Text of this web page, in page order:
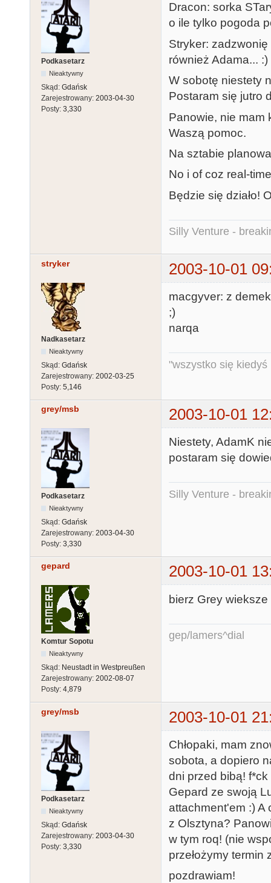
Podkasetarz
Nieaktywny
Skąd: Gdańsk
Zarejestrowany: 2003-04-30
Posty: 3,330
Dracon: sorka
o ile tylko pogoda
Stryker:
również Adama... :)
W sobotę niestety
Postaram się jutro
Panowie, nie mam
Waszą pomoc.
Na sztabie
No i of coz real-
Będzie się działo!
Silly Venture -
stryker 2003-10-01
Nadkasetarz
Nieaktywny
Skąd: Gdańsk
Zarejestrowany: 2002-03-25
Posty: 5,146
macgyver: z
;)
narqa
"wszystko się kiedyś
grey/msb 2003-10-01
Podkasetarz
Nieaktywny
Skąd: Gdańsk
Zarejestrowany: 2003-04-30
Posty: 3,330
Niestety, AdamK
postaram się
Silly Venture -
gepard 2003-10-01
Komtur Sopotu
Nieaktywny
Skąd: Neustadt in Westpreußen
Zarejestrowany: 2002-08-07
Posty: 4,879
bierz Grey
gep/lamers^dial
grey/msb 2003-10-01
Podkasetarz
Nieaktywny
Skąd: Gdańsk
Zarejestrowany: 2003-04-30
Posty: 3,330
Chłopaki, mam
sobota, a dopiero
dni przed bibą!
Gepard ze swoją
attachment'em :) A
z Olsztyna?
w tym roq! (nie
przełożymy
pozdrawiam!